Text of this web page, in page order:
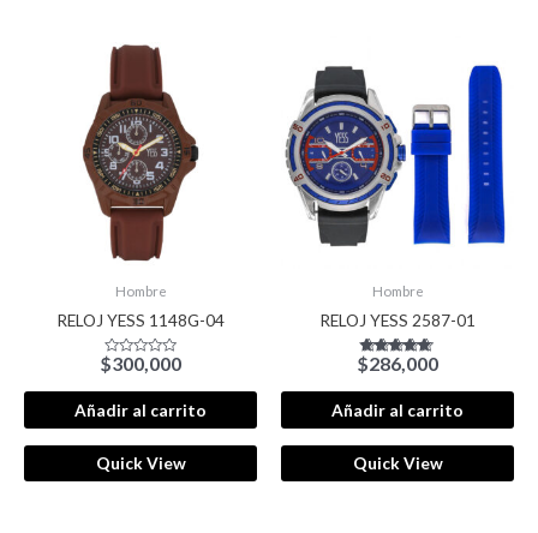
Hombre
RELOJ YESS 1148G-04
Valorado
con
0
de
5
$300,000
Añadir al carrito
Quick View
Hombre
RELOJ YESS 2587-01
Valorado con
5.00
de 5
$286,000
Añadir al carrito
Quick View